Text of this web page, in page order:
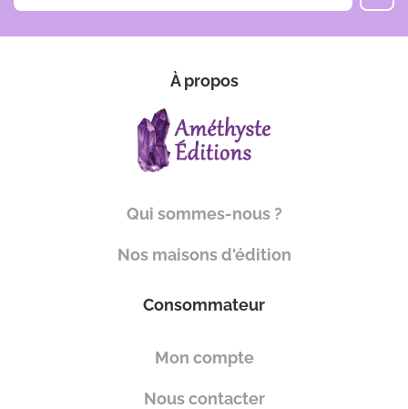
À propos
Qui sommes-nous ?
Nos maisons d'édition
Consommateur
Mon compte
Nous contacter